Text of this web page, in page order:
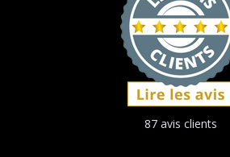
87 avis clients